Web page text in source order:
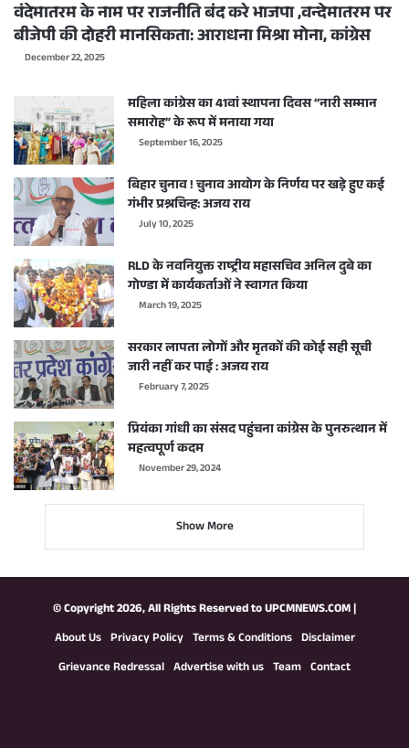
वंदेमातरम के नाम पर राजनीति बंद करे भाजपा ,वन्देमातरम पर
बीजेपी की दोहरी मानसिकता: आराधना मिश्रा मोना, कांग्रेस
December 22, 2025
महिला कांग्रेस का 41वां स्थापना दिवस “नारी सम्मान
समारोह” के रूप में मनाया गया
September 16, 2025
बिहार चुनाव ! चुनाव आयोग के निर्णय पर खड़े हुए कई
गंभीर प्रश्नचिन्ह: अजय राय
July 10, 2025
RLD के नवनियुक्त राष्ट्रीय महासचिव अनिल दुबे का
गोण्डा में कार्यकर्ताओं ने स्वागत किया
March 19, 2025
सरकार लापता लोगों और मृतकों की कोई सही सूची
जारी नहीं कर पाई : अजय राय
February 7, 2025
प्रियंका गांधी का संसद पहुंचना कांग्रेस के पुनरुत्थान में
महत्वपूर्ण कदम
November 29, 2024
Show More
© Copyright 2026, All Rights Reserved toUPCMNEWS.COM|
About Us Privacy Policy Terms & Conditions Disclaimer
Grievance Redressal Advertise with us Team Contact